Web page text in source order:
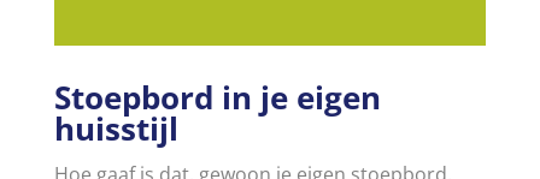
Stoepbord in je eigen
huisstijl